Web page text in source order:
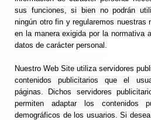
sus funciones, si bien no podrán
ningún otro fin y regularemos nuestras
en la manera exigida por la normativa
datos de carácter personal.
Nuestro Web Site utiliza servidores
contenidos publicitarios que el
páginas. Dichos servidores
permiten adaptar los contenidos
demográficos de los usuarios. Si